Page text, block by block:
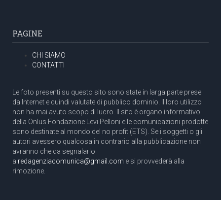
PAGINE
CHI SIAMO
CONTATTI
Le foto presenti su questo sito sono state in larga parte prese
da Internet e quindi valutate di pubblico dominio. Il loro utilizzo
non ha mai avuto scopo di lucro. Il sito è organo informativo
della Onlus Fondazione Levi Pelloni e le comunicazioni prodotte
sono destinate al mondo del no profit (ETS). Se i soggetti o gli
autori avessero qualcosa in contrario alla pubblicazione non
avranno che da segnalarlo
a redagenziacomunica@gmail.com e si provvederà alla
rimozione.